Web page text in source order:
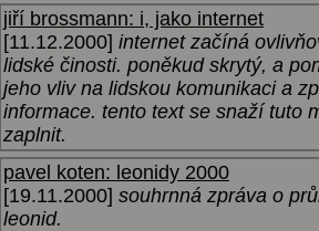
jiří brossmann: i, jako internet
[11.12.2000] internet začíná
lidské činosti. poněkud skrytý, a
jeho vliv na lidskou komunikaci a
informace. tento text se snaží tuto
zaplnit.
pavel koten: leonidy 2000
[19.11.2000] souhrnná zpráva o
leonid.